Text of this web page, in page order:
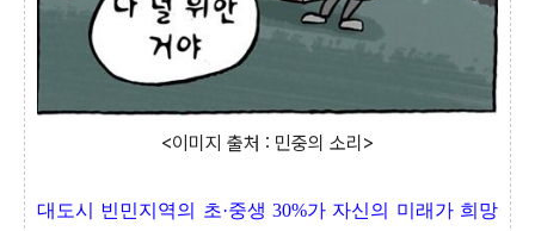
<이미지 출처 : 민중의 소리>
대도시 빈민지역의 초·중생 30%가 자신의 미래가 희망